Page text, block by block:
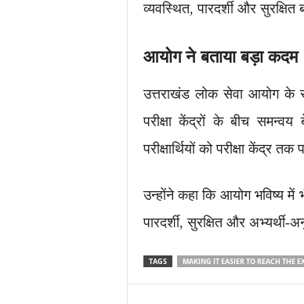
व्यवस्थित, पारदर्शी और सुरक्षित
आयोग ने बताया बड़ा कदम
उत्तराखंड लोक सेवा आयोग के
परीक्षा केंद्रों के बीच
परीक्षार्थियों को परीक्षा केंद्र
उन्होंने कहा कि आयोग भविष्य में
पारदर्शी, सुरक्षित और अभ्यर्थी-
TAGS MAKING IT EASIER TO REACH THE